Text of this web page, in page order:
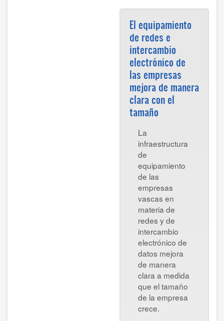
El equipamiento
de redes e
intercambio
electrónico de
las empresas
mejora de manera
clara con el
tamaño
La
infraestructura
de
equipamiento
de las
empresas
vascas en
materia de
redes y de
intercambio
electrónico de
datos mejora
de manera
clara a medida
que el tamaño
de la empresa
crece.